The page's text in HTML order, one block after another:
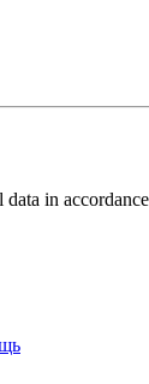
data in